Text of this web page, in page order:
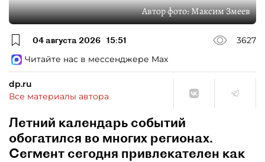
Автор фото:Максим Змеев
04 августа 2026 15:51
3627
Читайте нас в мессенджере Max
dp.ru
Все материалы автора
Летний календарь событий
обогатился во многих регионах.
Сегмент сегодня привлекателен как